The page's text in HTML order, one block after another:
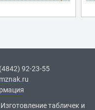
92-23-55
табличек и